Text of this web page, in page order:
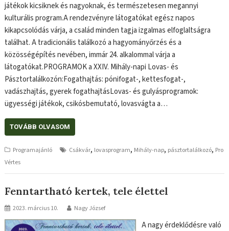
játékok kicsiknek és nagyoknak, és természetesen megannyi
kulturális program.A rendezvényre látogatókat egész napos
kikapcsolódás várja, a család minden tagja izgalmas elfoglaltságra
találhat. A tradicionális találkozó a hagyományőrzés és a
közösségépítés nevében, immár 24. alkalommal várja a
látogatókat.PROGRAMOK a XXIV. Mihály-napi Lovas- és
Pásztortalálkozón:Fogathajtás: pónifogat-, kettesfogat-,
vadászhajtás, gyerek fogathajtásLovas- és gulyásprogramok:
ügyességi játékok, csikósbemutató, lovasvágta a…
TOVÁBB OLVASOM
Programajánló Csákvár, lovasprogram, Mihály-nap, pásztortalálkozó, Pro
Vértes
Fenntartható kertek, tele élettel
2023. március 10. Nagy József
A nagy érdeklődésre való